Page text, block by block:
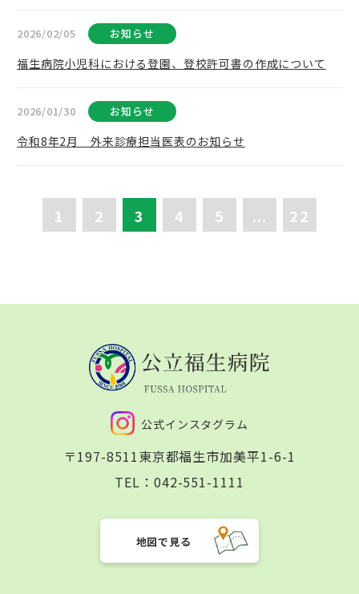
2026/02/05 お知らせ
福生病院小児科における登園、登校許可書の作成について
2026/01/30 お知らせ
令和8年2月 外来診療担当医表のお知らせ
1 2 3 4 5 ... 22
公式インスタグラム
〒197-8511東京都福生市加美平1-6-1
TEL： 042-551-1111
地図で見る